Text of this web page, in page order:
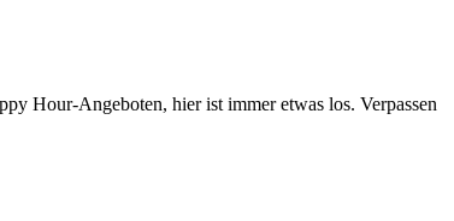
Hour-Angeboten, hier ist immer etwas los. Verpassen